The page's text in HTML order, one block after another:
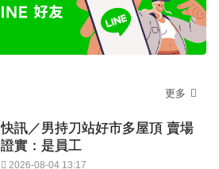
更多
快訊／男持刀站好市多屋頂 賣場
證實：是員工
2026-08-04 13:17